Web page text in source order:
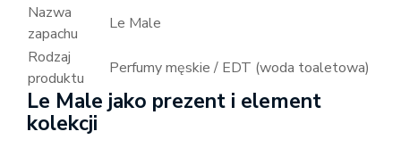
Nazwa
zapachu
Le Male
Rodzaj
produktu
Perfumy męskie / EDT (woda toaletowa)
Le Male jako prezent i element
kolekcji